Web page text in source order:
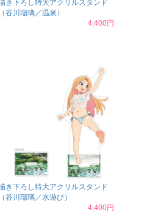
き下ろし特大アクリルスタンド
（谷川瑠璃／温泉）
4,400円
き下ろし特大アクリルスタンド
（谷川瑠璃／水遊び）
4,400円